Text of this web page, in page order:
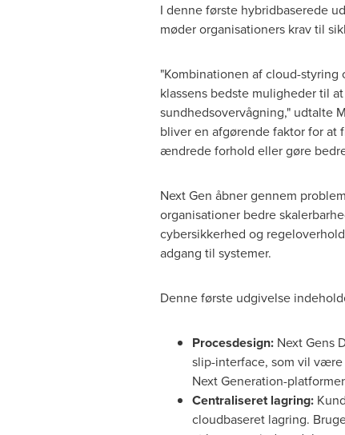
I denne første hybridbaserede
møder organisationers krav til
"Kombinationen af cloud-
klassens bedste muligheder til
sundhedsovervågning," udtalte
bliver en afgørende faktor for at
ændrede forhold eller gøre
Next Gen åbner gennem
organisationer bedre
cybersikkerhed og
adgang til systemer.
Denne første udgivelse
Procesdesign:Next Gens
slip-interface, som vil
Next Generation-
Centraliseret lagring:
cloudbaseret lagring.